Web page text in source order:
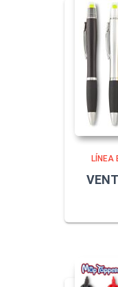
LÍNEA